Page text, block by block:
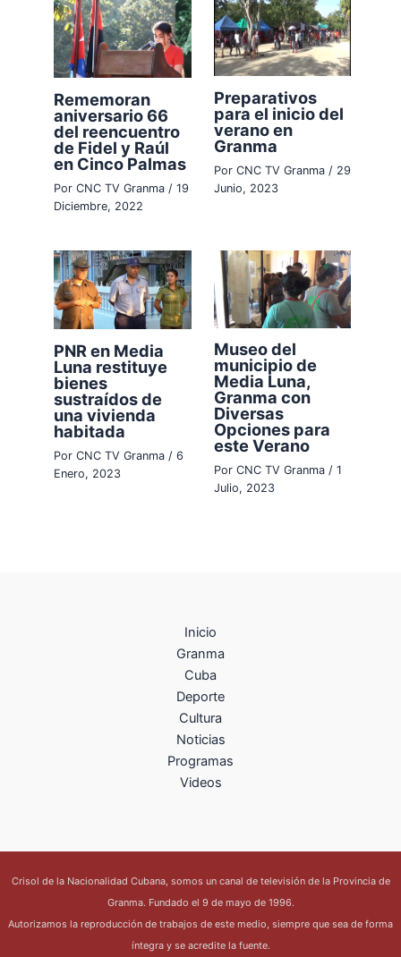
Rememoran
aniversario 66
del reencuentro
de Fidel y Raúl
en Cinco Palmas
PorCNC TV Granma /19
Diciembre, 2022
Preparativos
para el inicio del
verano en
Granma
Por CNC TV Granma / 29
Junio, 2023
PNR en Media
Luna restituye
bienes
sustraídos de
una vivienda
habitada
PorCNC TV Granma /6
Enero, 2023
Museo del
municipio de
Media Luna,
Granma con
Diversas
Opciones para
este Verano
Por CNC TV Granma / 1
Julio, 2023
Inicio
Granma
Cuba
Deporte
Cultura
Noticias
Programas
Videos
Crisol de la Nacionalidad Cubana, somos un canal de televisión de la Provincia de
Granma. Fundado el 9 de mayo de 1996.
Autorizamos la reproducción de trabajos de este medio, siempre que sea de forma
íntegra y se acredite la fuente.